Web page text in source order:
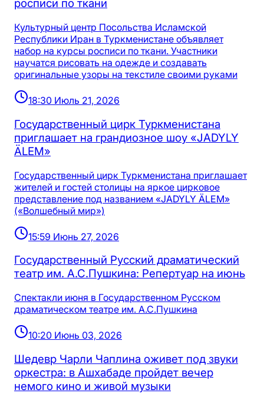
росписи по ткани
Культурный центр Посольства Исламской
Республики Иран в Туркменистане объявляет
набор на курсы росписи по ткани. Участники
научатся рисовать на одежде и создавать
оригинальные узоры на текстиле своими руками
18:30 Июль 21, 2026
Государственный цирк Туркменистана
приглашает на грандиозное шоу «JADYLY
ÄLEM»
Государственный цирк Туркменистана приглашает
жителей и гостей столицы на яркое цирковое
представление под названием «JADYLY ÄLEM»
(«Волшебный мир»)
15:59 Июнь 27, 2026
Государственный Русский драматический
театр им. А.С.Пушкина: Репертуар на июнь
Спектакли июня в Государственном Русском
драматическом театре им. А.С.Пушкина
10:20 Июнь 03, 2026
Шедевр Чарли Чаплина оживет под звуки
оркестра: в Ашхабаде пройдет вечер
немого кино и живой музыки